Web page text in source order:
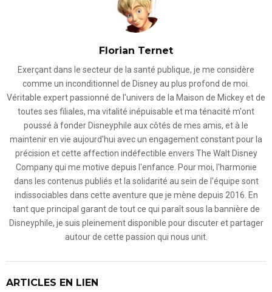
Florian Ternet
Exerçant dans le secteur de la santé publique, je me considère
comme un inconditionnel de Disney au plus profond de moi.
Véritable expert passionné de l'univers de la Maison de Mickey et de
toutes ses filiales, ma vitalité inépuisable et ma ténacité m'ont
poussé à fonder Disneyphile aux côtés de mes amis, et à le
maintenir en vie aujourd'hui avec un engagement constant pour la
précision et cette affection indéfectible envers The Walt Disney
Company qui me motive depuis l'enfance. Pour moi, l'harmonie
dans les contenus publiés et la solidarité au sein de l'équipe sont
indissociables dans cette aventure que je mène depuis 2016. En
tant que principal garant de tout ce qui paraît sous la bannière de
Disneyphile, je suis pleinement disponible pour discuter et partager
autour de cette passion qui nous unit.
ARTICLES EN LIEN